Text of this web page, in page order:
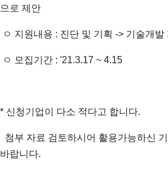
으로 제안
ㅇ 지원내용 : 진단 및 기획 -> 기술개발
ㅇ 모집기간 : '21.3.17 ~ 4.15
* 신청기업이 다소 적다고 합니다.
첨부 자료 검토하시어 활용가능하신
바랍니다.